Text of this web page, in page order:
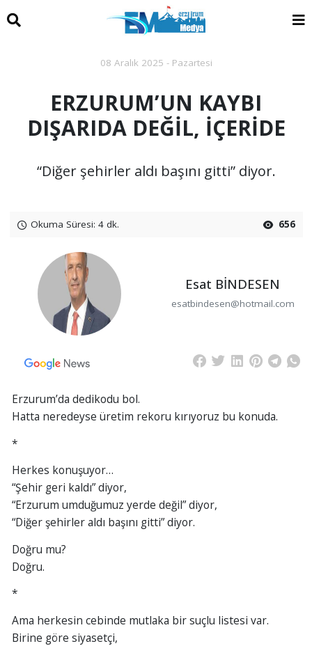
08 Aralık 2025 - Pazartesi
ERZURUM’UN KAYBI
DIŞARIDA DEĞİL, İÇERİDE
“Diğer şehirler aldı başını gitti” diyor.
Okuma Süresi: 4 dk. 656
Esat BİNDESEN
esatbindesen@hotmail.com
Erzurum’da dedikodu bol.
Hatta neredeyse üretim rekoru kırıyoruz bu konuda.
*
Herkes konuşuyor…
“Şehir geri kaldı” diyor,
“Erzurum umduğumuz yerde değil” diyor,
“Diğer şehirler aldı başını gitti” diyor.
Doğru mu?
Doğru.
*
Ama herkesin cebinde mutlaka bir suçlu listesi var.
Birine göre siyasetçi,